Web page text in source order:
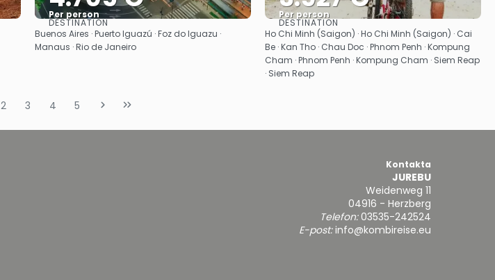
Per person
Se
DESTINATION
Buenos Aires · Puerto Iguazú · Foz do Iguazu ·
Manaus · Rio de Janeiro
Per person
Se
DESTINATION
Ho Chi Minh (Saigon) · Ho Chi Minh (Saigon) · Cai
Be · Kan Tho · Chau Doc · Phnom Penh · Kompung
Cham · Phnom Penh · Kompung Cham · Siem Reap
· Siem Reap
2 3 4 5
Kontakta
JUREBU
Weidenweg 11
04916 - Herzberg
Telefon:03535-242524
E-post:info@kombireise.eu